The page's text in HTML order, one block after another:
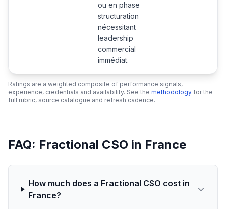
ou en phase
structuration
nécessitant
leadership
commercial
immédiat.
Ratings are a weighted composite of performance signals,
experience, credentials and availability. See the methodology for the
full rubric, source catalogue and refresh cadence.
FAQ: Fractional CSO in France
How much does a Fractional CSO cost in
France?